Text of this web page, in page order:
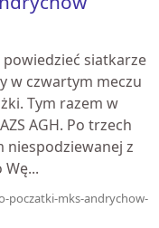
powiedzieć siatkarze
w czwartym meczu
Tym razem w
AGH. Po trzech
niespodziewanej z
poczatki-mks-andrychow-